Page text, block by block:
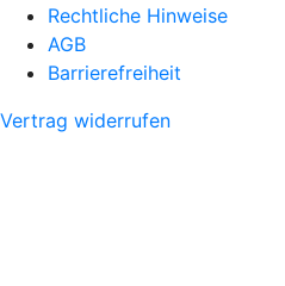
Rechtliche Hinweise
AGB
Barrierefreiheit
Vertrag widerrufen